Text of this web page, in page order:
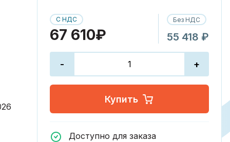
С НДС
67 610₽
Без НДС
55 418 ₽
- +
Купить
Доступно для заказа